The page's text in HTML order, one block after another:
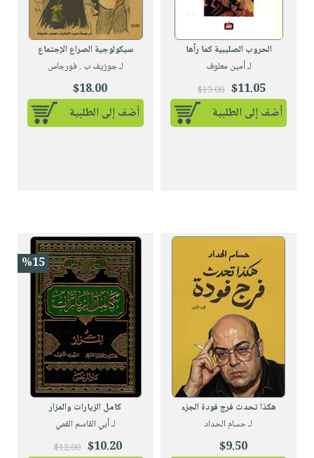
الحروب الصليبية كما رآها
لـ أمين معلوف
$11.05
$13.00
أضف إلى الطلبية
سيكولوجية الصراع الإجتماع
لـ جوزيف ب . فورجاس
$18.00
أضف إلى الطلبية
هكذا تحدث فرج فودة الجزء
لـ حسام الحداد
$9.50
%15
كامل الزيارات والمزار
لـ أبي القاسم القمي
$10.20
$12.00